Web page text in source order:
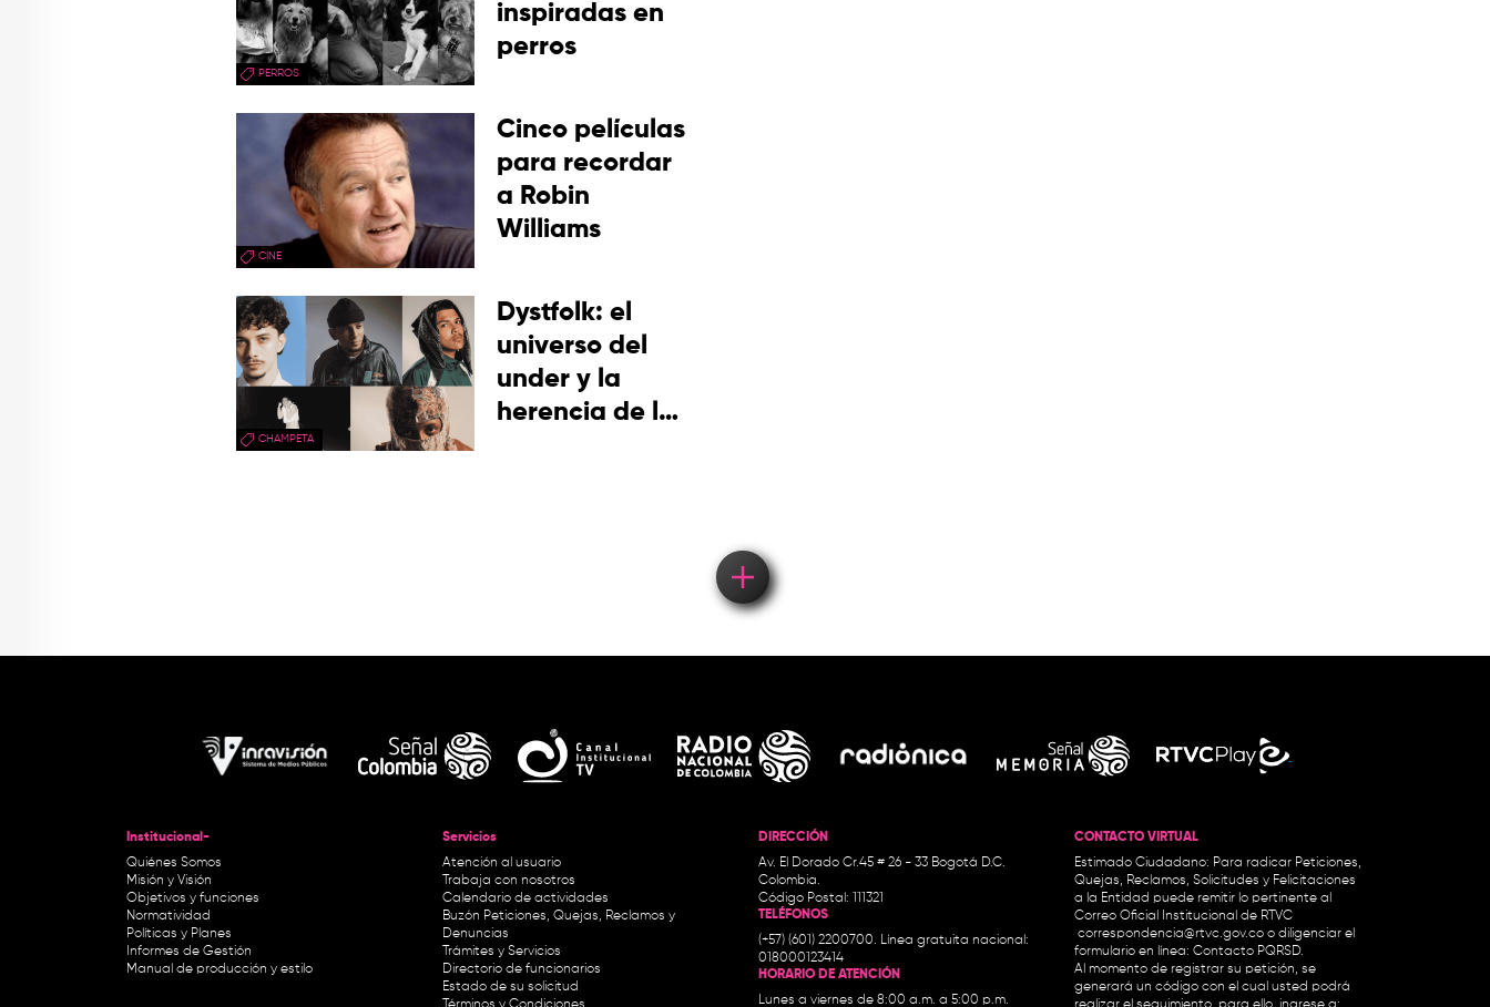
PERROS
inspiradas en
perros
CINE
Cinco películas
para recordar
a Robin
Williams
CHAMPETA
Dystfolk: el
universo del
under y la
herencia de la
Institucional-
Quiénes Somos
Misión y Visión
Objetivos y funciones
Normatividad
Políticas y Planes
Informes de Gestión
Manual de producción y estilo
Servicios
Atención al usuario
Trabaja con nosotros
Calendario de actividades
Buzón Peticiones, Quejas, Reclamos y
Denuncias
Trámites y Servicios
Directorio de funcionarios
Estado de su solicitud
DIRECCIÓN
Av. El Dorado Cr.45 # 26 - 33 Bogotá D.C.
Colombia.
Código Postal: 111321
TELÉFONOS
(+57) (601) 2200700. Línea gratuita nacional:
018000123414
HORARIO DE ATENCIÓN
Lunes a viernes de 8:00 a.m. a 5:00 p.m.
CONTACTO VIRTUAL
Estimado Ciudadano: Para radicar Peticiones,
Quejas, Reclamos, Solicitudes y Felicitaciones
a la Entidad puede remitir lo pertinente al
Correo Oficial Institucional de RTVC
correspondencia@rtvc.gov.co o diligenciar el
formulario en línea: Contacto PQRSD.
Al momento de registrar su petición, se
generará un código con el cual usted podrá